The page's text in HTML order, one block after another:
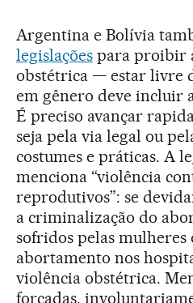
Argentina e Bolívia
legislaçõespara proibir
obstétrica — estar livre
em gênero deve incluir
É preciso avançar
seja pela via legal ou
costumes e práticas. A
menciona “violência
reprodutivos”: se
a criminalização do
sofridos pelas mulheres
abortamento nos
violência obstétrica.
forçadas,